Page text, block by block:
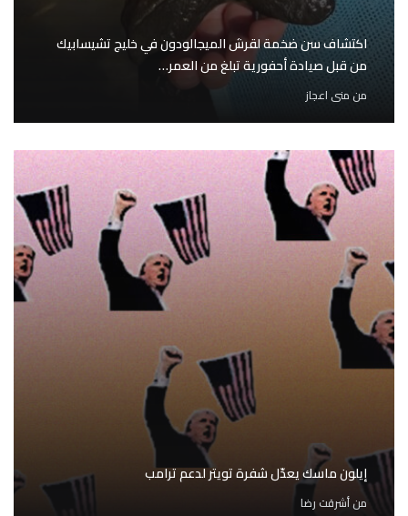
اكتشاف سن ضخمة لقرش الميجالودون في خليج تشيسابيك
من قبل صيادة أحفورية تبلغ من العمر…
من منى اعجاز
إيلون ماسك يعدّل شفرة تويتر لدعم ترامب
منأشرقت رضا